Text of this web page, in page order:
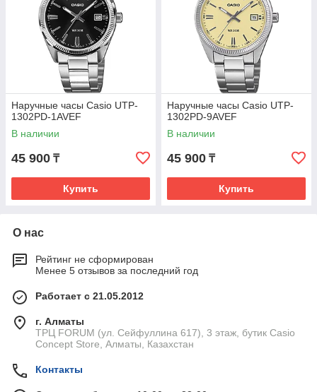
Наручные часы Casio UTP-
1302PD-1AVEF
В наличии
45 900 ₸
Купить
Наручные часы Casio UTP-
1302PD-9AVEF
В наличии
45 900 ₸
Купить
О нас
Рейтинг не сформирован
Менее 5 отзывов за последний год
Работает с 21.05.2012
г. Алматы
ТРЦ FORUM (ул. Сейфуллина 617), 3 этаж, бутик Casio
Concept Store, Алматы, Казахстан
Контакты